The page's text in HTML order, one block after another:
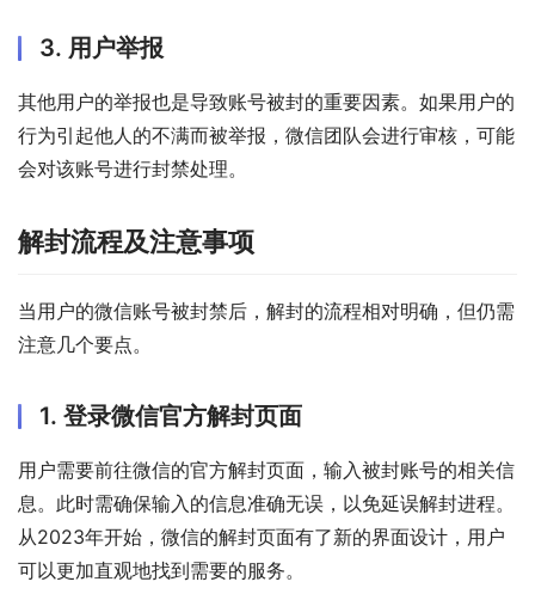
3. 用户举报
其他用户的举报也是导致账号被封的重要因素。如果用户的
行为引起他人的不满而被举报，微信团队会进行审核，可能
会对该账号进行封禁处理。
解封流程及注意事项
当用户的微信账号被封禁后，解封的流程相对明确，但仍需
注意几个要点。
1. 登录微信官方解封页面
用户需要前往微信的官方解封页面，输入被封账号的相关信
息。此时需确保输入的信息准确无误，以免延误解封进程。
从2023年开始，微信的解封页面有了新的界面设计，用户
可以更加直观地找到需要的服务。